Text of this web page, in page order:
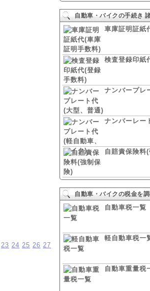
23 24 25 26 27
自動車・バイクの手続き
車庫証明証紙
検査登録印紙
ナンバープレ
ナンバーレー
自賠責保険料
自動車・バイクの税金を
自動車税一覧
軽自動車税一
自動車重量税